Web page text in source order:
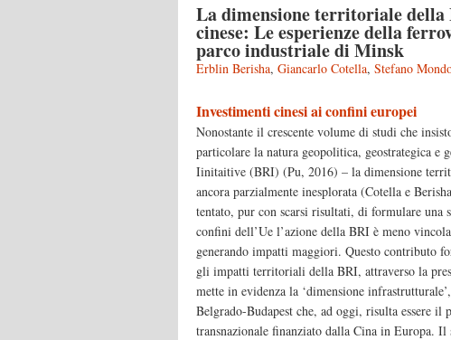
La dimensione territoriale
cinese: Le esperienze della
parco industriale di Minsk
Erblin Berisha, Giancarlo Cotella, Stefano
Investimenti cinesi ai confini europei
Nonostante il crescente volume di studi che
particolare la natura geopolitica, geostrategica e
Iinitaitive (BRI) (Pu, 2016) – la dimensione
ancora parzialmente inesplorata (Cotella e
tentato, pur con scarsi risultati, di formulare una
confini dell’Ue l’azione della BRI è meno
generando impatti maggiori. Questo contributo
gli impatti territoriali della BRI, attraverso la
mette in evidenza la ‘dimensione
Belgrado-Budapest che, ad oggi, risulta essere il
transnazionale finanziato dalla Cina in Europa.